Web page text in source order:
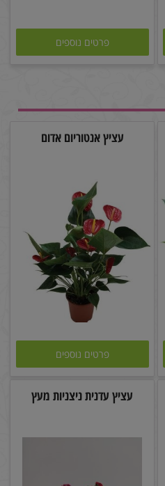
פרטים נוספים
עציץ אנטוריום אדום
פרטים נוספים
עציץ עדנית ניצניות מעץ